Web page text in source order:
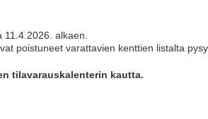
alkaen.
poistuneet varattavien kenttien listalta
tilavarauskalenterin kautta.